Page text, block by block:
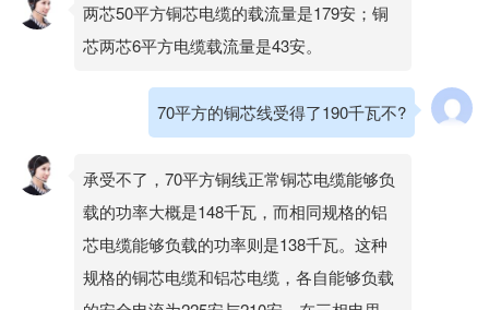
两芯50平方铜芯电缆的载流量是179安；铜
芯两芯6平方电缆载流量是43安。
70平方的铜芯线受得了190千瓦不?
承受不了，70平方铜线正常铜芯电缆能够负
载的功率大概是148千瓦，而相同规格的铝
芯电缆能够负载的功率则是138千瓦。这种
规格的铜芯电缆和铝芯电缆，各自能够负载